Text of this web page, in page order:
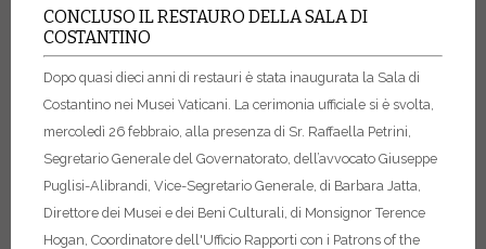
CONCLUSO IL RESTAURO DELLA SALA DI
COSTANTINO
Dopo quasi dieci anni di restauri è stata inaugurata la Sala di
Costantino nei Musei Vaticani. La cerimonia ufficiale si è svolta,
mercoledì 26 febbraio, alla presenza di Sr. Raffaella Petrini,
Segretario Generale del Governatorato, dell’avvocato Giuseppe
Puglisi-Alibrandi, Vice-Segretario Generale, di Barbara Jatta,
Direttore dei Musei e dei Beni Culturali, di Monsignor Terence
Hogan, Coordinatore dell'Ufficio Rapporti con i Patrons of the